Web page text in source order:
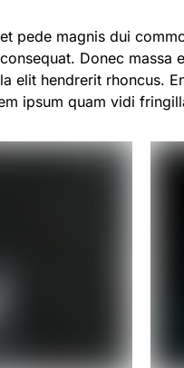
pede magnis dui
Donec
elit hendrerit rhoncus.
ipsum quam vidi